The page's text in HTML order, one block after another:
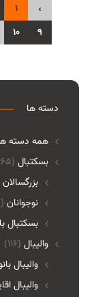
‹
1
9
10
دسته ها
همه دسته
بسکتبال
بزرگسالان
نوجوانان (2)
بسکتبال
(116) والیبال
واليبال
واليبال